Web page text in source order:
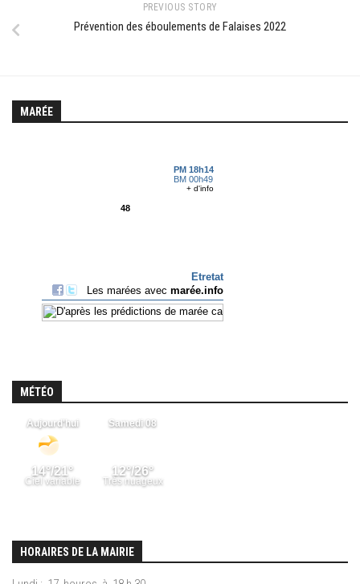
PREVIOUS STORY
Prévention des éboulements de Falaises 2022
MARÉE
MÉTÉO
HORAIRES DE LA MAIRIE